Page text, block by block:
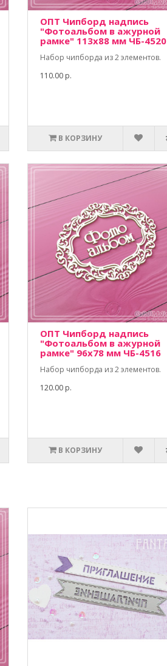
ОПТ Чипборд надпись
"Фотоальбом в ажурной
рамке" 113х88 мм ЧБ-4520
Набор чипборда из 2 элементов.
110.00 р.
В КОРЗИНУ
ОПТ Чипборд надпись
"Фотоальбом в ажурной
рамке" 96х78 мм ЧБ-4516
Набор чипборда из 2 элементов.
120.00 р.
В КОРЗИНУ